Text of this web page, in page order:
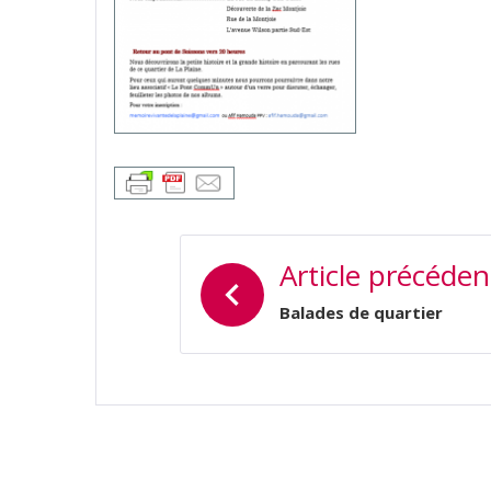
NAVIGATION
DE
L’ARTICLE
Article
Balades de quartier